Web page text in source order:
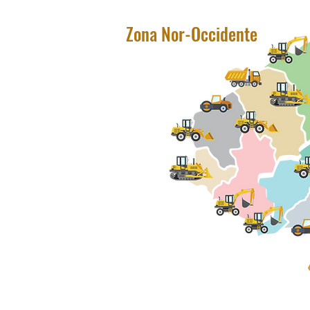
Zona Nor-Occidente